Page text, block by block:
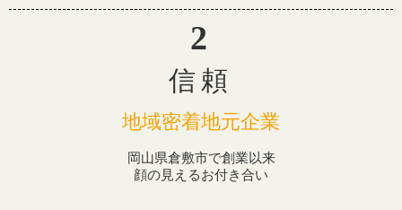
信頼
地域密着地元企業
岡山県倉敷市で創業以来
顔の見えるお付き合い